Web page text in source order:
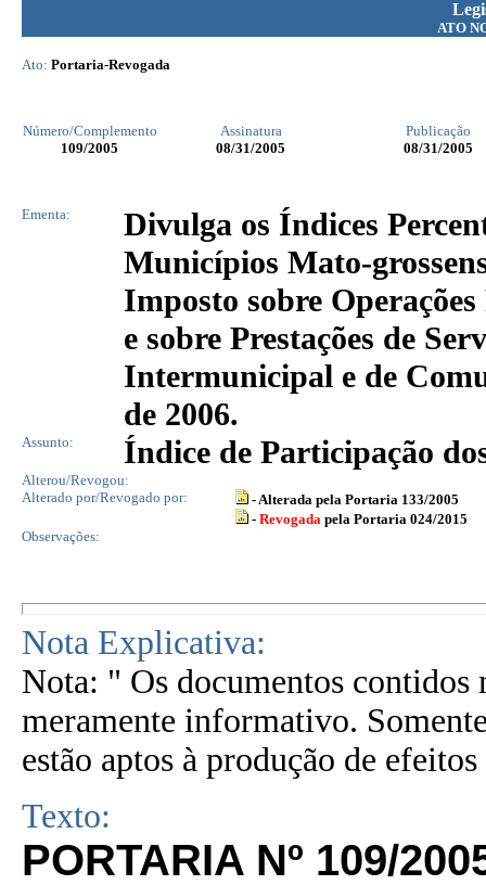
ATO
Ato: Portaria-Revogada
Número/Complemento Assinatura
Publicação
109/2005 08/31/2005 08/31/2005
Ementa:
Divulga os Índices
Municípios Mato-
Imposto sobre
e sobre Prestações de
Intermunicipal e de
de 2006.
Assunto: Índice de Participação
Alterou/Revogou:
Alterado por/Revogado por:
- Alterada pela Portaria 133/2005
- Revogada pela Portaria 024/2015
Observações:
Nota Explicativa:
Nota: " Os documentos contidos
meramente informativo.
estão aptos à produção de
Texto:
PORTARIA Nº 109/